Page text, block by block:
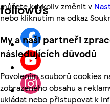
můžete kdykoliv změnit v
nebo kliknutím na odkaz
My a naši partneři
následujících důvodů
Povolením souborů cookies
zobrazeného obsahu a
ukládat nebo přistupovat k
followUs